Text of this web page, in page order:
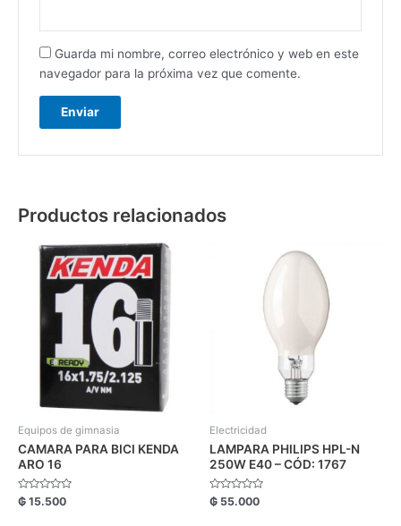
Guarda mi nombre, correo electrónico y web en este
navegador para la próxima vez que comente.
Productos relacionados
Equipos de gimnasia
CAMARA PARA BICI KENDA
ARO 16
Valorado
con
₲ 15.500
Electricidad
LAMPARA PHILIPS HPL-N
250W E40 – CÓD: 1767
Valorado
con
₲ 55.000